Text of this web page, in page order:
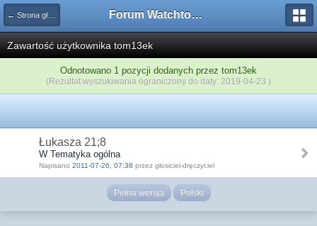
← Strona główna Forum Watchtower
Zawartość użytkownika tom13ek
Odnotowano 1 pozycji dodanych przez tom13ek
(Rezultat wyszukiwania ograniczony do daty: 2019-04-23 )
Łukasza 21;8
W Tematyka ogólna
Napisano 2011-07-26, 07:38 przez głosiciel-dręczyciel
Pełna wersja Polski